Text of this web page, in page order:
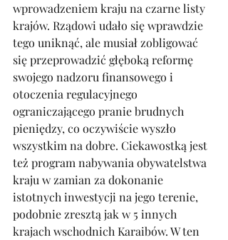
wprowadzeniem kraju na czarne listy
krajów. Rządowi udało się wprawdzie
tego uniknąć, ale musiał zobligować
się przeprowadzić głęboką reformę
swojego nadzoru finansowego i
otoczenia regulacyjnego
ograniczającego pranie brudnych
pieniędzy, co oczywiście wyszło
wszystkim na dobre. Ciekawostką jest
też program nabywania obywatelstwa
kraju w zamian za dokonanie
istotnych inwestycji na jego terenie,
podobnie zresztą jak w 5 innych
krajach wschodnich Karaibów. W ten